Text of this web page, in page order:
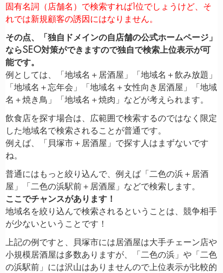
固有名詞（店舗名）で検索すれば1位でしょうけど、そ
れでは新規顧客の誘因にはなりません。
その点、「独自ドメインの自店舗の公式ホームページ」
ならSEO対策ができますので独自で検索上位表示が可
能です。
例としては、「地域名＋居酒屋」「地域名＋飲み放題」
「地域名＋忘年会」「地域名＋女性向き居酒屋」「地域
名＋焼き鳥」「地域名＋焼肉」などが考えられます。
飲食店を探す場合は、広範囲で検索するのではなく限定
した地域名で検索されることが普通です。
例えば、「貝塚市＋居酒屋」で探す人はまずないです
ね。
普通にはもっと絞り込んで、例えば「二色の浜＋居酒
屋」「二色の浜駅前＋居酒屋」などで検索します。
ここでチャンスがあります！
地域名を絞り込んで検索されるということは、競争相手
が少ないということです！
上記の例ですと、貝塚市には居酒屋は大手チェーン店や
小規模居酒屋は多数ありますが、「二色の浜」や「二色
の浜駅前」には沢山はありませんので上位表示が比較的